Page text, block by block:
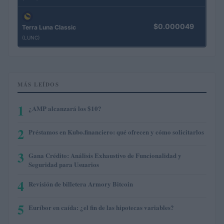
Terra Luna Classic
(LUNC)
$0.000049
MÁS LEÍDOS
1 ¿AMP alcanzará los $10?
2 Préstamos en Kubo.financiero: qué ofrecen y cómo solicitarlos
3 Gana Crédito: Análisis Exhaustivo de Funcionalidad y
Seguridad para Usuarios
4 Revisión de billetera Armory Bitcoin
5 Euríbor en caída: ¿el fin de las hipotecas variables?